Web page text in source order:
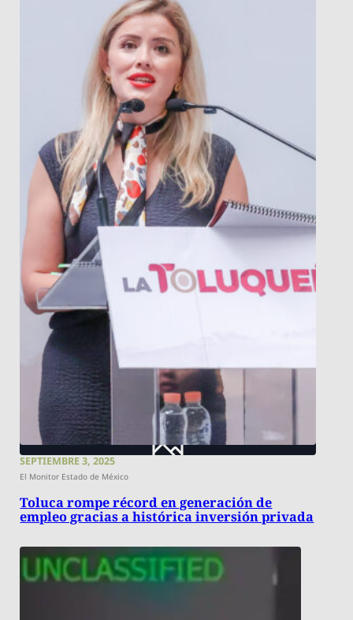
SEPTIEMBRE 3, 2025
El Monitor Estado de México
Toluca rompe récord en generación de
empleo gracias a histórica inversión privada